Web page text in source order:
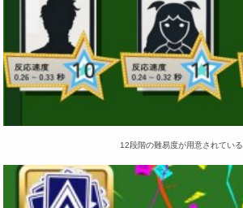
12段階の難易度が用意されている